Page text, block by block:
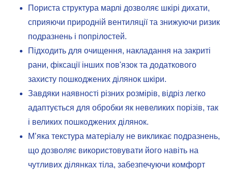
Пориста структура марлі дозволяє шкірі дихати,
сприяючи природній вентиляції та знижуючи ризик
подразнень і попрілостей.
Підходить для очищення, накладання на закриті
рани, фіксації інших пов'язок та додаткового
захисту пошкоджених ділянок шкіри.
Завдяки наявності різних розмірів, відріз легко
адаптується для обробки як невеликих порізів, так
і великих пошкоджених ділянок.
М’яка текстура матеріалу не викликає подразнень,
що дозволяє використовувати його навіть на
чутливих ділянках тіла, забезпечуючи комфорт